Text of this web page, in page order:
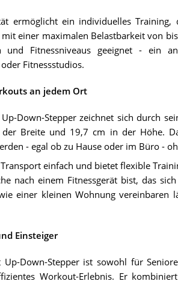
ermöglicht ein individuelles
einer maximalen Belastbarkeit von
und Fitnessniveaus geeignet - ein
Fitnessstudios.
an jedem Ort
Down-Stepper zeichnet sich durch
Breite und 19,7 cm in der Höhe.
- egal ob zu Hause oder im Büro -
einfach und bietet flexible
nach einem Fitnessgerät bist, das
einer kleinen Wohnung vereinbaren
Einsteiger
Up-Down-Stepper ist sowohl für
Workout-Erlebnis. Er